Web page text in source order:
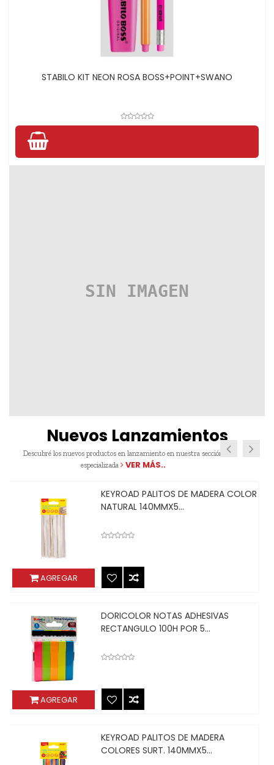
STABILO KIT NEON ROSA BOSS+POINT+SWANO
Nuevos Lanzamientos
Descubré los nuevos productos en lanzamiento en nuestra sección
especializada
VER MÁS..
AGREGAR
KEYROAD PALITOS DE MADERA COLOR
NATURAL 140MMX5...
AGREGAR
DORICOLOR NOTAS ADHESIVAS
RECTANGULO 100H POR 5...
KEYROAD PALITOS DE MADERA
COLORES SURT. 140MMX5...